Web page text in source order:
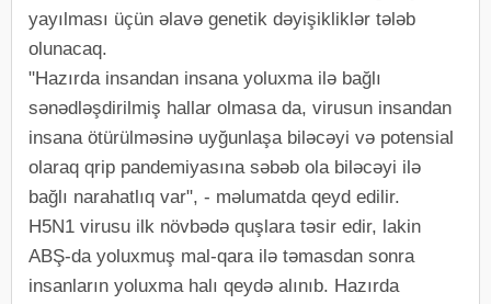
yayılması üçün əlavə genetik dəyişikliklər tələb
olunacaq.
"Hazırda insandan insana yoluxma ilə bağlı
sənədləşdirilmiş hallar olmasa da, virusun insandan
insana ötürülməsinə uyğunlaşa biləcəyi və potensial
olaraq qrip pandemiyasına səbəb ola biləcəyi ilə
bağlı narahatlıq var", - məlumatda qeyd edilir.
H5N1 virusu ilk növbədə quşlara təsir edir, lakin
ABŞ-da yoluxmuş mal-qara ilə təmasdan sonra
insanların yoluxma halı qeydə alınıb. Hazırda